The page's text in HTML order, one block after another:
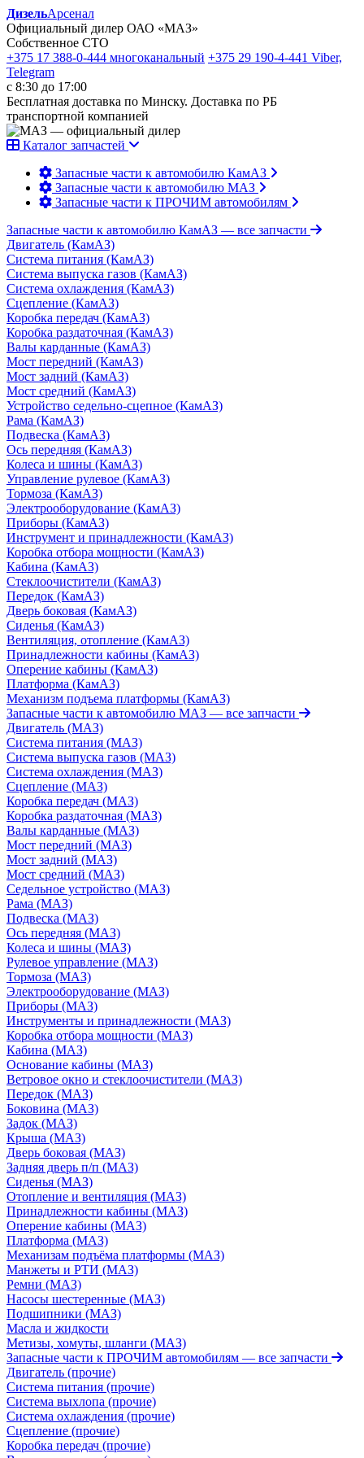
ДизельАрсенал
Официальный дилер ОАО «МАЗ»
Собственное СТО
+375 17 388-0-444 многоканальный +375 29 190-4-441 Viber,
Telegram
с 8:30 до 17:00
Бесплатная доставка по Минску. Доставка по РБ
транспортной компанией
Каталог запчастей
Запасные части к автомобилю КамАЗ
Запасные части к автомобилю МАЗ
Запасные части к ПРОЧИМ автомобилям
Запасные части к автомобилю КамАЗ — все запчасти
Двигатель (КамАЗ)
Система питания (КамАЗ)
Система выпуска газов (КамАЗ)
Система охлаждения (КамАЗ)
Сцепление (КамАЗ)
Коробка передач (КамАЗ)
Коробка раздаточная (КамАЗ)
Валы карданные (КамАЗ)
Мост передний (КамАЗ)
Мост задний (КамАЗ)
Мост средний (КамАЗ)
Устройство седельно-сцепное (КамАЗ)
Рама (КамАЗ)
Подвеска (КамАЗ)
Ось передняя (КамАЗ)
Колеса и шины (КамАЗ)
Управление рулевое (КамАЗ)
Тормоза (КамАЗ)
Электрооборудование (КамАЗ)
Приборы (КамАЗ)
Инструмент и принадлежности (КамАЗ)
Коробка отбора мощности (КамАЗ)
Кабина (КамАЗ)
Стеклоочистители (КамАЗ)
Передок (КамАЗ)
Дверь боковая (КамАЗ)
Сиденья (КамАЗ)
Вентиляция, отопление (КамАЗ)
Принадлежности кабины (КамАЗ)
Оперение кабины (КамАЗ)
Платформа (КамАЗ)
Механизм подъема платформы (КамАЗ)
Запасные части к автомобилю МАЗ — все запчасти
Двигатель (МАЗ)
Система питания (МАЗ)
Система выпуска газов (МАЗ)
Система охлаждения (МАЗ)
Сцепление (МАЗ)
Коробка передач (МАЗ)
Коробка раздаточная (МАЗ)
Валы карданные (МАЗ)
Мост передний (МАЗ)
Мост задний (МАЗ)
Мост средний (МАЗ)
Седельное устройство (МАЗ)
Рама (МАЗ)
Подвеска (МАЗ)
Ось передняя (МАЗ)
Колеса и шины (МАЗ)
Рулевое управление (МАЗ)
Тормоза (МАЗ)
Электрооборудование (МАЗ)
Приборы (МАЗ)
Инструменты и принадлежности (МАЗ)
Коробка отбора мощности (МАЗ)
Кабина (МАЗ)
Основание кабины (МАЗ)
Ветровое окно и стеклоочистители (МАЗ)
Передок (МАЗ)
Боковина (МАЗ)
Задок (МАЗ)
Крыша (МАЗ)
Дверь боковая (МАЗ)
Задняя дверь п/п (МАЗ)
Сиденья (МАЗ)
Отопление и вентиляция (МАЗ)
Принадлежности кабины (МАЗ)
Оперение кабины (МАЗ)
Платформа (МАЗ)
Механизам подъёма платформы (МАЗ)
Манжеты и РТИ (МАЗ)
Ремни (МАЗ)
Насосы шестеренные (МАЗ)
Подшипники (МАЗ)
Масла и жидкости
Метизы, хомуты, шланги (МАЗ)
Запасные части к ПРОЧИМ автомобилям — все запчасти
Двигатель (прочие)
Система питания (прочие)
Система выхлопа (прочие)
Система охлаждения (прочие)
Сцепление (прочие)
Коробка передач (прочие)